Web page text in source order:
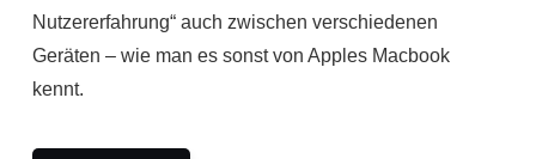
Nutzererfahrung“ auch zwischen verschiedenen
Geräten – wie man es sonst von Apples Macbook
kennt.